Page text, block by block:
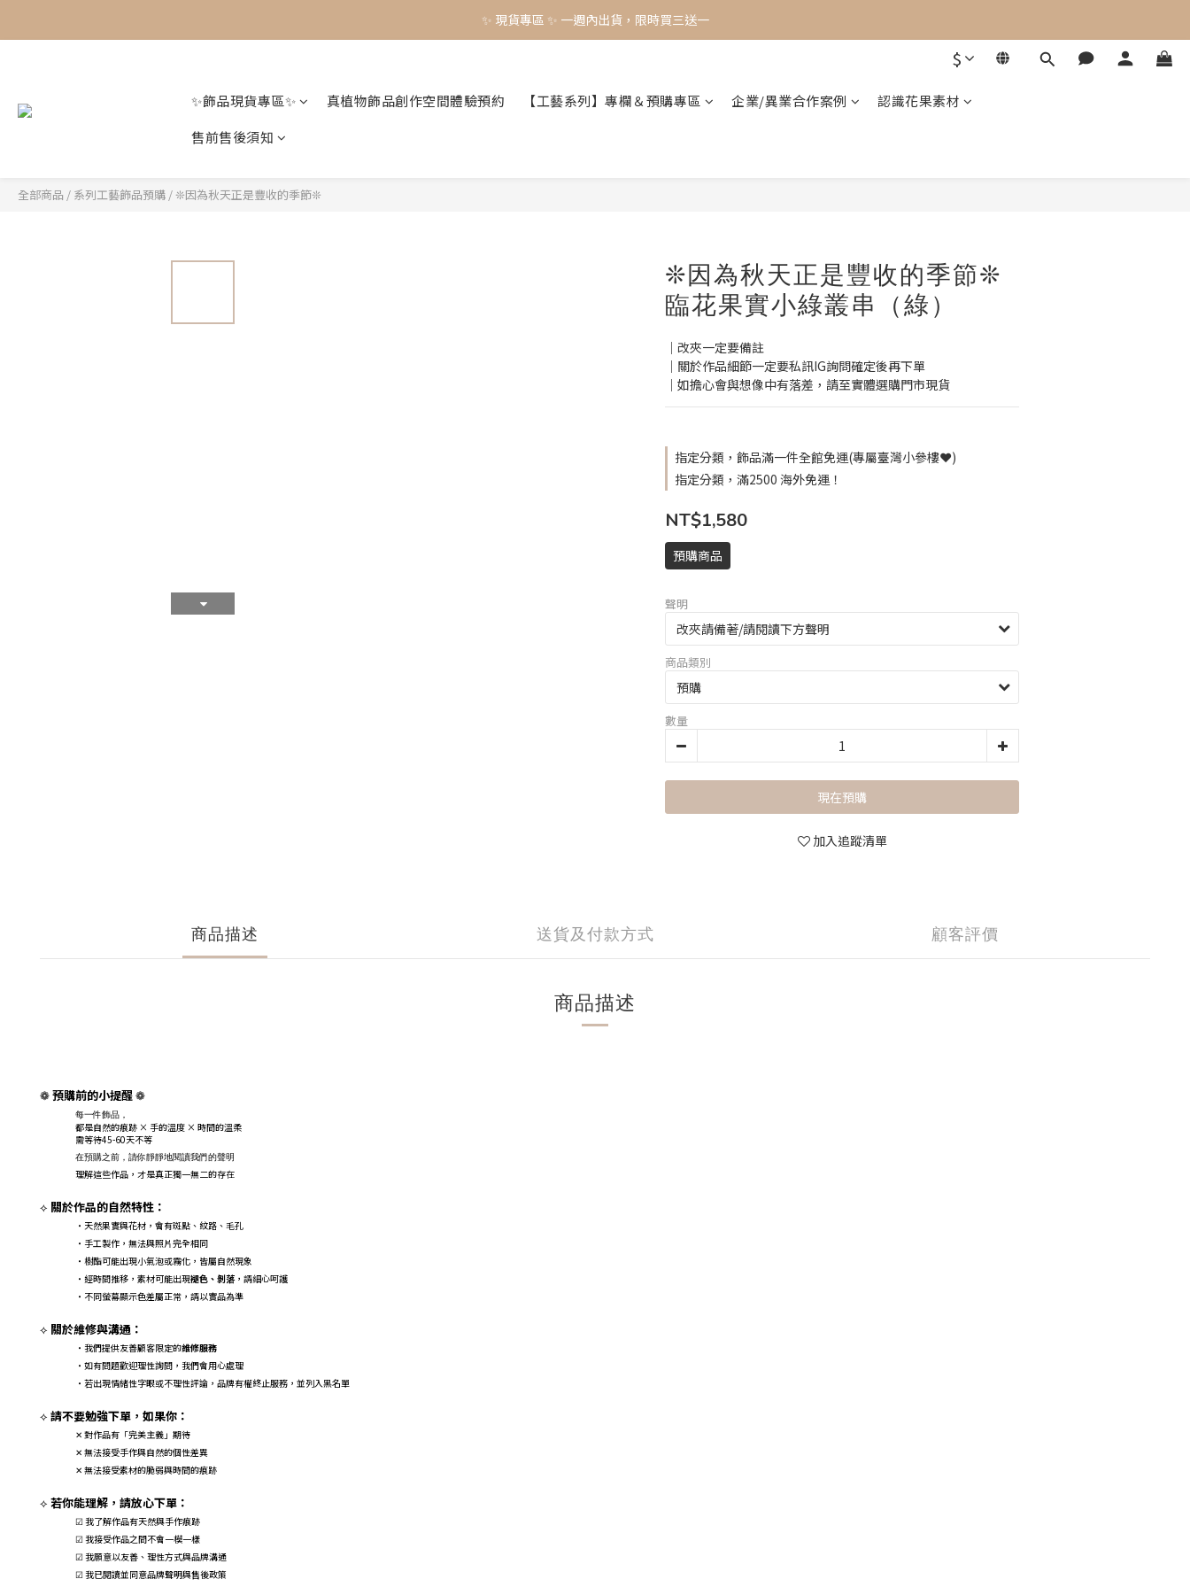
✨ 現貨專區 ✨ 一週內出貨，限時買三送一
✨ 現貨專區 ✨ 一週內出貨，限時買三送一
✨ 現貨專區 ✨ 一週內出貨，限時買三送一
$
✨飾品現貨專區✨ 真植物飾品創作空間體驗預約 【工藝系列】專欄＆預購專區 企業/異業合作案例
認識花果素材
售前售後須知
全部商品 / 系列工藝飾品預購 /❊因為秋天正是豐收的季節❊
❊因為秋天正是豐收的季節❊
臨花果實小綠叢串（綠）
｜改夾一定要備註
｜關於作品細節一定要私訊IG詢問確定後再下單
｜如擔心會與想像中有落差，請至實體選購門市現貨
指定分類，飾品滿一件全館免運(專屬臺灣小參樓❤️)
指定分類，滿2500 海外免運！
NT$1,580
預購商品
聲明
商品類別
數量
現在預購
加入追蹤清單
商品描述 送貨及付款方式 顧客評價
商品描述
❁ 預購前的小提醒 ❁
每一件飾品，
都是自然的痕跡 × 手的溫度 × 時間的溫柔
需等待45-60天不等
在預購之前，請你靜靜地閱讀我們的聲明
理解這些作品，才是真正獨一無二的存在
⟡ 關於作品的自然特性：
・天然果實與花材，會有斑點、紋路、毛孔
・手工製作，無法與照片完全相同
・樹酯可能出現小氣泡或霧化，皆屬自然現象
・經時間推移，素材可能出現褪色、剝落，請細心呵護
・不同螢幕顯示色差屬正常，請以實品為準
⟡ 關於維修與溝通：
・我們提供友善顧客限定的維修服務
・如有問題歡迎理性詢問，我們會用心處理
・若出現情緒性字眼或不理性評論，品牌有權終止服務，並列入黑名單
⟡ 請不要勉強下單，如果你：
✕ 對作品有「完美主義」期待
✕ 無法接受手作與自然的個性差異
✕ 無法接受素材的脆弱與時間的痕跡
⟡ 若你能理解，請放心下單：
☑ 我了解作品有天然與手作痕跡
☑ 我接受作品之間不會一模一樣
☑ 我願意以友善、理性方式與品牌溝通
☑ 我已閱讀並同意品牌聲明與售後政策